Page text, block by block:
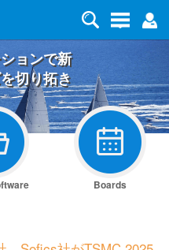
ョンで新
切り拓き
Boards